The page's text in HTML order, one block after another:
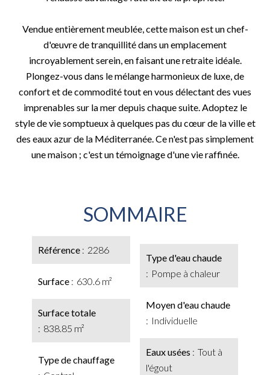
Vendue entièrement meublée, cette maison est un chef-
d'œuvre de tranquillité dans un emplacement
incroyablement serein, en faisant une retraite idéale.
Plongez-vous dans le mélange harmonieux de luxe, de
confort et de commodité tout en vous délectant des vues
imprenables sur la mer depuis chaque suite. Adoptez le
style de vie somptueux à quelques pas du cœur de la ville et
des eaux azur de la Méditerranée. Ce n'est pas simplement
une maison ; c'est un témoignage d'une vie raffinée.
SOMMAIRE
Référence 2286
Surface 630.6 m²
Surface totale
838.85 m²
Type de chauffage
Type d'eau chaude
Pompe à chaleur
Moyen d'eau chaude
Individuelle
Eaux usées
Tout à
l'égout